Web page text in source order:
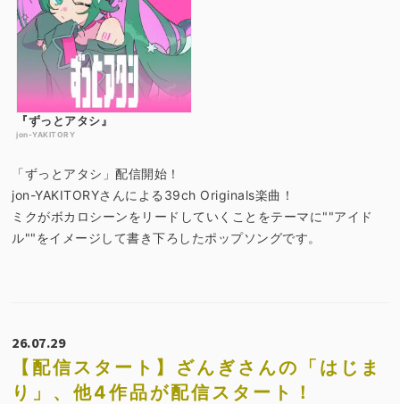
『ずっとアタシ』
jon-YAKITORY
「ずっとアタシ」配信開始！
jon-YAKITORYさんによる39ch Originals楽曲！
ミクがボカロシーンをリードしていくことをテーマに""アイド
ル""をイメージして書き下ろしたポップソングです。
26.07.29
【配信スタート】ざんぎさんの「はじま
り」、他4作品が配信スタート！